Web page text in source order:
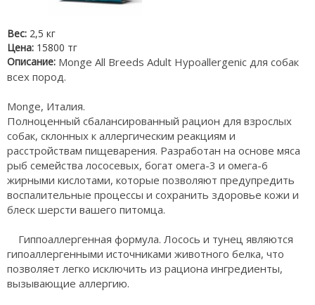
Вес: 2,5 кг
Цена: 15800 тг
Описание: Monge All Breeds Adult Hypoallergenic для собак
всех пород.
Monge, Италия.
Полноценный сбалансированный рацион для взрослых
собак, склонных к аллергическим реакциям и
расстройствам пищеварения. Разработан на основе мяса
рыб семейства лососевых, богат омега-3 и омега-6
жирными кислотами, которые позволяют предупредить
воспалительные процессы и сохранить здоровье кожи и
блеск шерсти вашего питомца.
Гиппоаллергенная формула. Лосось и тунец являются
гипоаллергенными источниками животного белка, что
позволяет легко исключить из рациона ингредиенты,
вызывающие аллергию.